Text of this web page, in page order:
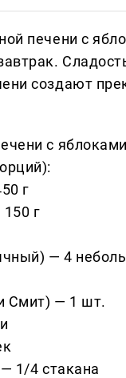
печени с
создают
с яблоками
г
г
— 4
Смит) — 1 шт.
1/4 стакана